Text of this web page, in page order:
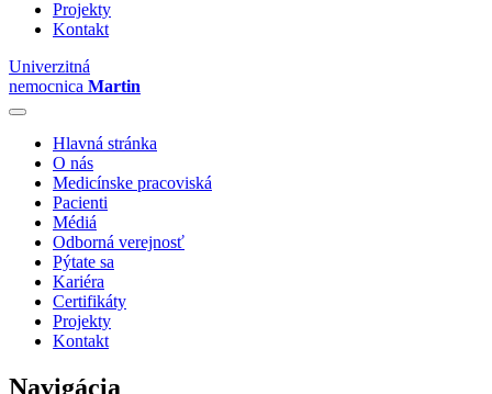
Projekty
Kontakt
Univerzitná
nemocnica Martin
Hlavná stránka
O nás
Medicínske pracoviská
Pacienti
Médiá
Odborná verejnosť
Pýtate sa
Kariéra
Certifikáty
Projekty
Kontakt
Navigácia